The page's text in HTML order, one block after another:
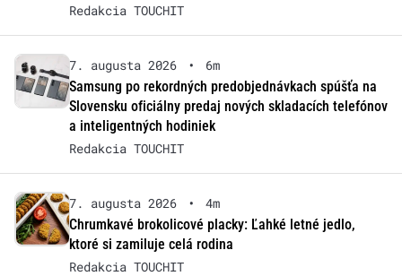
Redakcia TOUCHIT
7. augusta 2026 •
6m
Samsung po rekordných predobjednávkach spúšťa na
Slovensku oficiálny predaj nových skladacích telefónov
a inteligentných hodiniek
Redakcia TOUCHIT
7. augusta 2026 •
4m
Chrumkavé brokolicové placky: Ľahké letné jedlo,
ktoré si zamiluje celá rodina
Redakcia TOUCHIT